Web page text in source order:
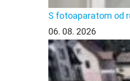
S fotoaparatom od
06. 08. 2026